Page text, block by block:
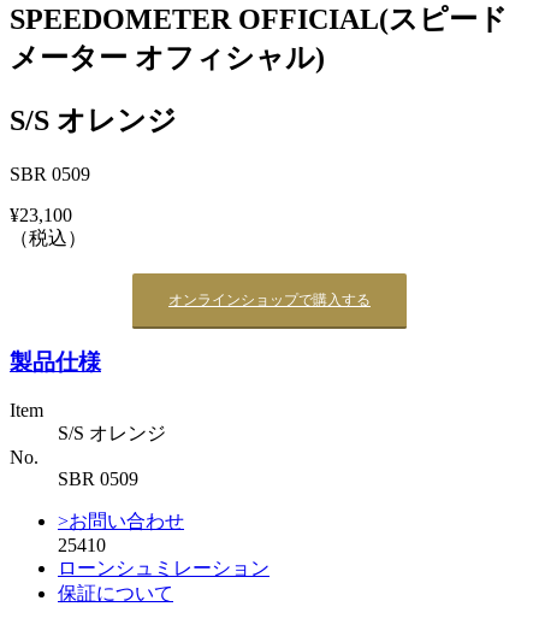
SPEEDOMETER OFFICIAL(スピード
メーター オフィシャル)
S/S オレンジ
SBR 0509
¥23,100
（税込）
オンラインショップで購入する
製品仕様
Item
S/S オレンジ
No.
SBR 0509
>お問い合わせ
25410
ローンシュミレーション
保証について